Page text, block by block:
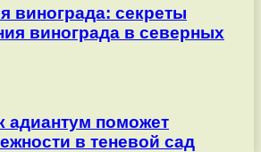
винограда: секреты
винограда в северных
адиантум поможет
в теневой сад